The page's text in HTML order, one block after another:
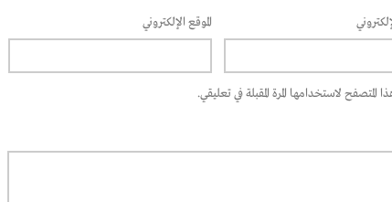
الموقع الإلكتروني
لاستخدامها المرة المقبلة في تعليقي.